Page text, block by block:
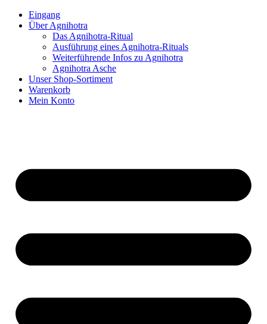
Eingang
Über Agnihotra
Das Agnihotra-Ritual
Ausführung eines Agnihotra-Rituals
Weiterführende Infos zu Agnihotra
Agnihotra Asche
Unser Shop-Sortiment
Warenkorb
Mein Konto